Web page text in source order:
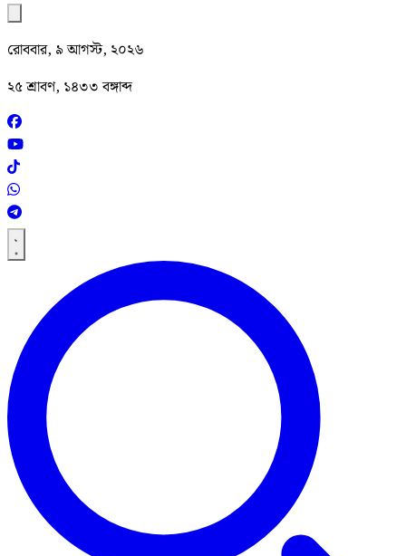
রোববার, ৯ আগস্ট, ২০২৬
২৫ শ্রাবণ, ১৪৩৩ বঙ্গাব্দ